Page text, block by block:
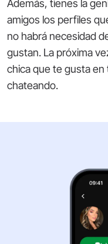
Además, tienes la
amigos los perfiles
no habrá necesidad
gustan. La próxima
chica que te gusta
chateando.